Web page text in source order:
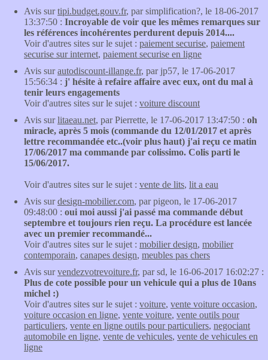
Avis surtipi.budget.gouv.fr, par simplification?, le 18-06-2017
13:37:50 : Incroyable de voir que les mêmes remarques sur
les références incohérentes perdurent depuis 2014....
Voir d'autres sites sur le sujet : paiement securise, paiement
securise sur internet, paiement securise en ligne
Avis surautodiscount-illange.fr, par jp57, le 17-06-2017
15:56:34 : j' hésite à refaire affaire avec eux, ont du mal à
tenir leurs engagements
Voir d'autres sites sur le sujet : voiture discount
Avis surlitaeau.net, par Pierrette, le 17-06-2017 13:47:50 : oh
miracle, après 5 mois (commande du 12/01/2017 et après
lettre recommandée etc..(voir plus haut) j'ai reçu ce matin
17/06/2017 ma commande par colissimo. Colis parti le
15/06/2017.
Voir d'autres sites sur le sujet : vente de lits, lit a eau
Avis surdesign-mobilier.com, par pigeon, le 17-06-2017
09:48:00 : oui moi aussi j'ai passé ma commande début
septembre et toujours rien reçu. La procédure est lancée
avec un premier recommandé...
Voir d'autres sites sur le sujet : mobilier design, mobilier
contemporain, canapes design, meubles pas chers
Avis survendezvotrevoiture.fr, par sd, le 16-06-2017 16:02:27 :
Plus de cote possible pour un vehicule qui a plus de 10ans
michel :)
Voir d'autres sites sur le sujet : voiture, vente voiture occasion,
voiture occasion en ligne, vente voiture, vente outils pour
particuliers, vente en ligne outils pour particuliers, negociant
automobile en ligne, vente de vehicules, vente de vehicules en
ligne